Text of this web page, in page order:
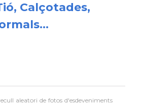
Calçotades,
aleatori defotos d'esdeveniments